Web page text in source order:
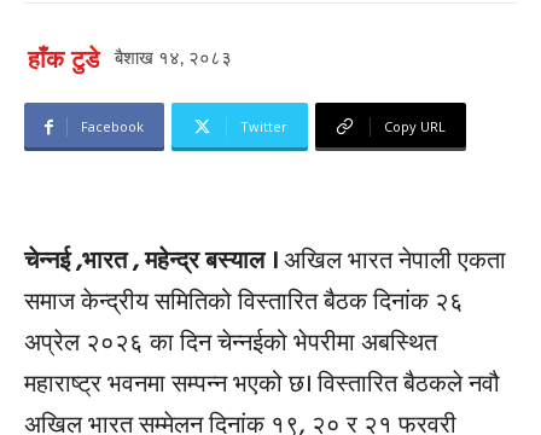
हाँक टुडे बैशाख १४, २०८३
Facebook Twitter Copy URL
चेन्नई ,भारत , महेन्द्र बस्याल ।अखिल भारत नेपाली एकता
समाज केन्द्रीय समितिको विस्तारित बैठक दिनांक २६
अप्रेल २०२६ का दिन चेन्नईको भेपरीमा अबस्थित
महाराष्ट्र भवनमा सम्पन्न भएको छ। विस्तारित बैठकले नवौ
अखिल भारत सम्मेलन दिनांक १९, २० र २१ फरवरी